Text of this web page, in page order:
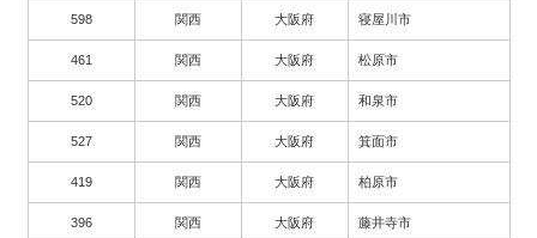
598 関西 大阪府 寝屋川市
461 関西 大阪府 松原市
520 関西 大阪府 和泉市
527 関西 大阪府 箕面市
419 関西 大阪府 柏原市
396 関西 大阪府 藤井寺市